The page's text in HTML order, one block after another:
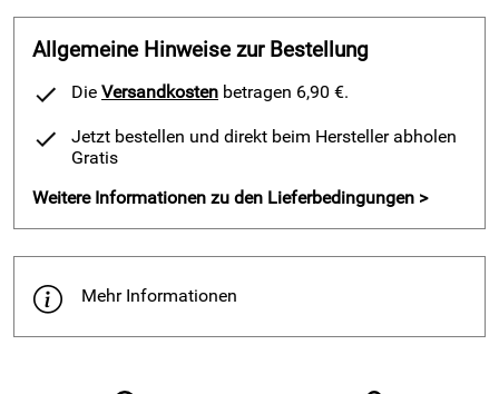
Hersteller: Staatliche Münze Berlin, Ollenhauerstr. 97, 13403
Berlin, www.muenze-berlin.de
Allgemeine Hinweise zur Bestellung
Die Versandkosten betragen 6,90 €.
Jetzt bestellen und direkt beim Hersteller abholen
Gratis
Weitere Informationen zu den Lieferbedingungen >
Mehr Informationen